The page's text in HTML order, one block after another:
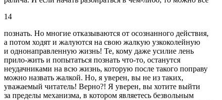
14
познать. Но многие отказываются от осознанного действия,
а потом ходят и жалуются на свою жалкую узкоколейную
и однонаправленную жизнь! Те, кому даже усилие лень
прило-жить и попытаться познать что-то, останутся
неудачниками на всю жизнь, которую после такого поправу
можно назвать жалкой. Но, я уверен, вы не из таких,
уважаемый читатель! Верно?! Я уверен, вы хотите выйти
за пределы механизма, в котором являетесь безвольным